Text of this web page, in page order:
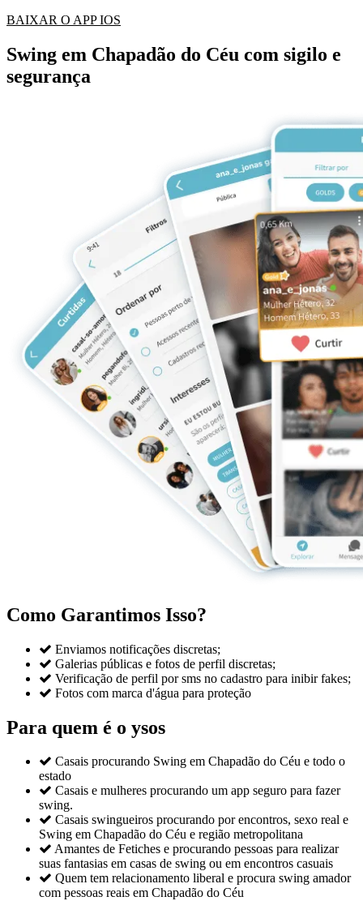
BAIXAR O APP IOS
Swing em Chapadão do Céu com sigilo e
segurança
Como Garantimos Isso?
 Enviamos notificações discretas;
 Galerias públicas e fotos de perfil discretas;
 Verificação de perfil por sms no cadastro para inibir fakes;
 Fotos com marca d'água para proteção
Para quem é o ysos
 Casais procurando Swing em Chapadão do Céu e todo o
estado
 Casais e mulheres procurando um app seguro para fazer
swing.
 Casais swingueiros procurando por encontros, sexo real e
Swing em Chapadão do Céu e região metropolitana
 Amantes de Fetiches e procurando pessoas para realizar
suas fantasias em casas de swing ou em encontros casuais
 Quem tem relacionamento liberal e procura swing amador
com pessoas reais em Chapadão do Céu